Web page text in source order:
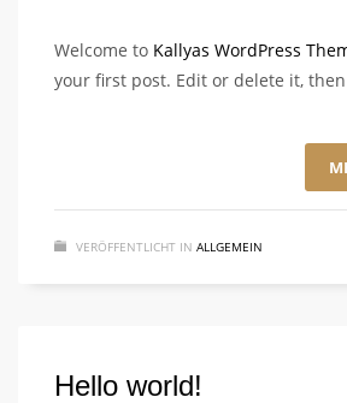
Welcome to Kallyas WordPress
your first post. Edit or delete it,
VERÖFFENTLICHT IN ALLGEMEIN
Hello world!